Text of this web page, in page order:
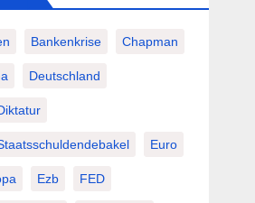
Bankenkrise Chapman
Deutschland
Euro
Ezb FED